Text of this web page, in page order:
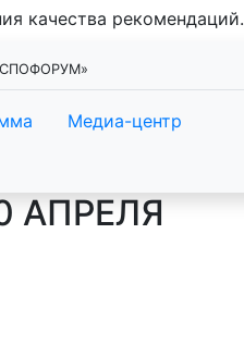
качества рекомендаций.
Медиа-центр
АПРЕЛЯ